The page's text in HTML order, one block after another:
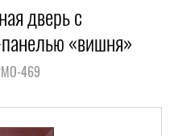
дверь с
«вишня»
469